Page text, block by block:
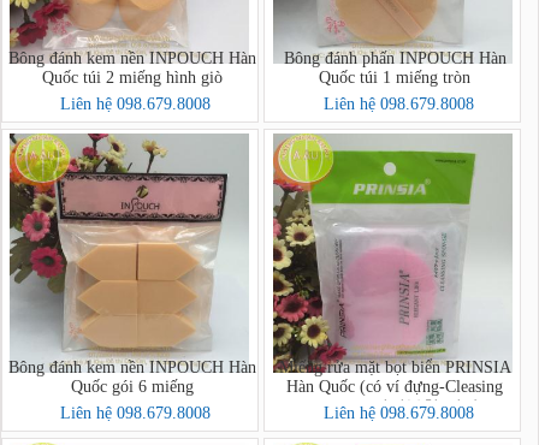
Bông đánh kem nền INPOUCH Hàn
Quốc túi 2 miếng hình giò
Liên hệ 098.679.8008
Bông đánh phấn INPOUCH Hàn
Quốc túi 1 miếng tròn
Liên hệ 098.679.8008
Bông đánh kem nền INPOUCH Hàn
Quốc gói 6 miếng
Liên hệ 098.679.8008
Miếng rửa mặt bọt biển PRINSIA
Hàn Quốc (có ví đựng-Cleasing
Sponge-크린싱분첩(지갑))
Liên hệ 098.679.8008